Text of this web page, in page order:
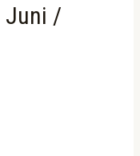
Juni /